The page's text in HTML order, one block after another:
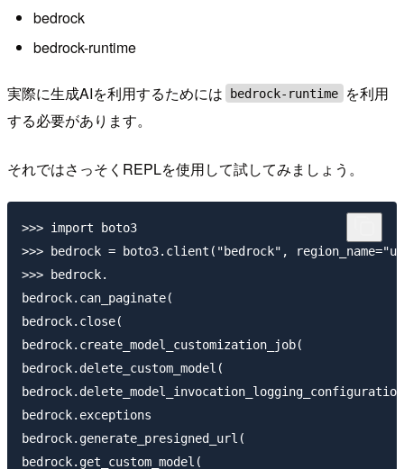
bedrock
bedrock-runtime
実際に生成AIを利用するためには bedrock-runtime
を利用
する必要があります。
それではさっそくREPLを使用して試してみましょう。
>>> import boto3
>>> bedrock = boto3.client("bedrock",
>>> bedrock.
bedrock.can_paginate(
bedrock.close(
bedrock.create_model_customization_job(
bedrock.delete_custom_model(
bedrock.exceptions
bedrock.generate_presigned_url(
bedrock.get_custom_model(